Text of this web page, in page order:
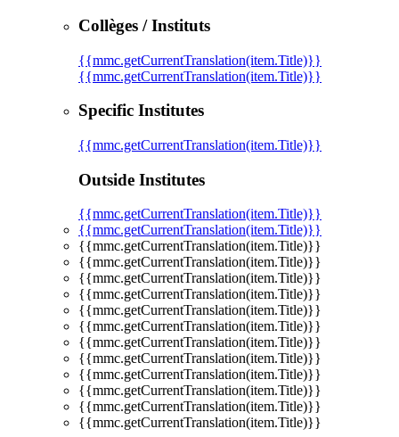
Collèges / Instituts
{{mmc.getCurrentTranslation(item.Title)}}
{{mmc.getCurrentTranslation(item.Title)}}
Specific Institutes
{{mmc.getCurrentTranslation(item.Title)}}
Outside Institutes
{{mmc.getCurrentTranslation(item.Title)}}
{{mmc.getCurrentTranslation(item.Title)}}
{{mmc.getCurrentTranslation(item.Title)}}
{{mmc.getCurrentTranslation(item.Title)}}
{{mmc.getCurrentTranslation(item.Title)}}
{{mmc.getCurrentTranslation(item.Title)}}
{{mmc.getCurrentTranslation(item.Title)}}
{{mmc.getCurrentTranslation(item.Title)}}
{{mmc.getCurrentTranslation(item.Title)}}
{{mmc.getCurrentTranslation(item.Title)}}
{{mmc.getCurrentTranslation(item.Title)}}
{{mmc.getCurrentTranslation(item.Title)}}
{{mmc.getCurrentTranslation(item.Title)}}
{{mmc.getCurrentTranslation(item.Title)}}